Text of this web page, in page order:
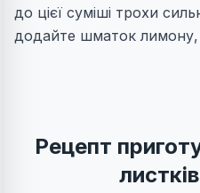
до цієї суміші трохи
додайте шматок лимону,
Рецепт